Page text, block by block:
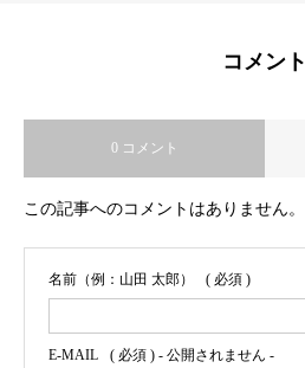
コメント
0 コメント
この記事へのコメントはありません。
名前（例：山田 太郎） ( 必須 )
E-MAIL ( 必須 ) - 公開されません -